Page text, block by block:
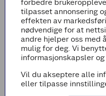
Fremgangsmetode
Tørk kjøttet godt
terninger og
litt salt. Finhakk
og del i tykke
Varm opp olje i en
middels sterk
omganger for å
side.
forbedre
tilpasset annonsering
effekten av
nødvendige for at
andre hjelper oss med
mulig for deg. Vi
informasjonskapsler
Vil du akseptere alle
eller tilpasse